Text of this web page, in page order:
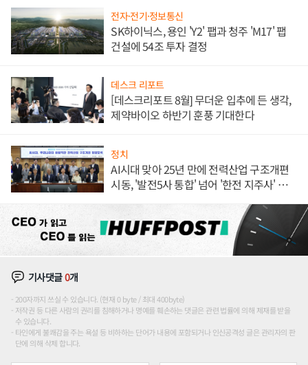
전자·전기·정보통신
SK하이닉스, 용인 'Y2' 팹과 청주 'M17' 팹
건설에 54조 투자 결정
데스크 리포트
[데스크리포트 8월] 무더운 입추에 든 생각,
제약바이오 하반기 훈풍 기대한다
정치
AI시대 맞아 25년 만에 전력산업 구조개편
시동, '발전5사 통합' 넘어 '한전 지주사' 재편
기사댓글0개
200자까지 쓰실 수 있습니다. (현재 0 byte / 최대 400byte)
저작권 등 다른 사람의 권리를 침해하거나 명예를 훼손하는 댓글은 관련 법률에 의해 제재를 받을
수 있습니다.
타인에게 불쾌감을 주는 욕설 등 비하하는 단어가 내용에 포함되거나 인신공격성 글은 관리자의 판
단에 의해 삭제 합니다.